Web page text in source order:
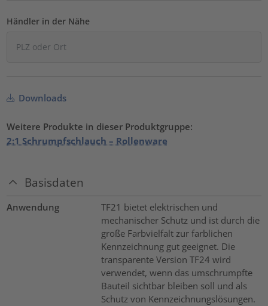
Händler in der Nähe
Downloads
Weitere Produkte in dieser Produktgruppe:
2:1 Schrumpfschlauch – Rollenware
Basisdaten
Anwendung
TF21 bietet elektrischen und
mechanischer Schutz und ist durch die
große Farbvielfalt zur farblichen
Kennzeichnung gut geeignet. Die
transparente Version TF24 wird
verwendet, wenn das umschrumpfte
Bauteil sichtbar bleiben soll und als
Schutz von Kennzeichnungslösungen.